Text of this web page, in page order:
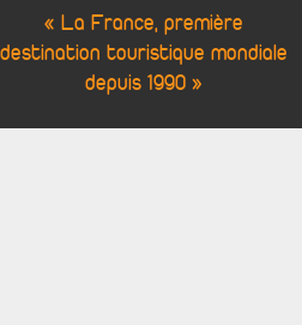
« La France, première
destination touristique mondiale
depuis 1990 »